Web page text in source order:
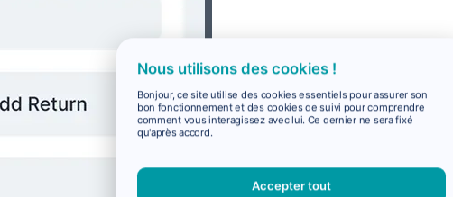
Nous utilisons des cookies !
Bonjour, ce site utilise des cookies essentiels pour assurer son
bon fonctionnement et des cookies de suivi pour comprendre
comment vous interagissez avec lui. Ce dernier ne sera fixé
qu'après accord.
Accepter tout